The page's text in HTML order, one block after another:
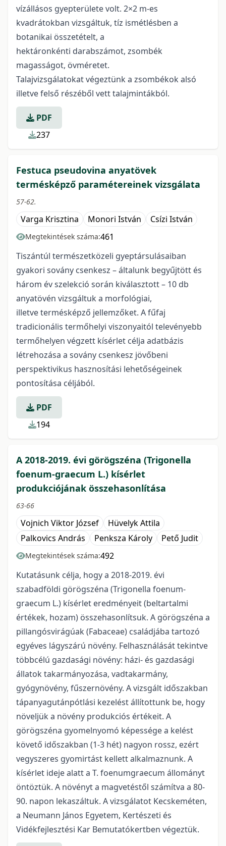
vízállásos gyepterülete volt. 2×2 m-es
kvadrátokban vizsgáltuk, tíz ismétlésben a
botanikai összetételt, a
hektáronkénti darabszámot, zsombék
magasságot, övméretet.
Talajvizsgálatokat végeztünk a zsombékok alsó
illetve felső részéből vett talajmintákból.
PDF
237
Festuca pseudovina anyatövek
termésképző paramétereinek vizsgálata
57-62.
Varga Krisztina Monori István Csízi István
Megtekintések száma:461
Tiszántúl természetközeli gyeptársulásaiban
gyakori sovány csenkesz – általunk begyűjtött és
három év szelekció során kiválasztott – 10 db
anyatövén vizsgáltuk a morfológiai,
illetve termésképző jellemzőket. A fűfaj
tradicionális termőhelyi viszonyaitól televényebb
termőhelyen végzett kísérlet célja adatbázis
létrehozása a sovány csenkesz jövőbeni
perspektivikus hasznosítási lehetőségeinek
pontosítása céljából.
PDF
194
A 2018-2019. évi görögszéna (Trigonella
foenum-graecum L.) kísérlet
produkciójának összehasonlítása
63-66
Vojnich Viktor József
Hüvelyk Attila
Palkovics András
Penksza Károly Pető Judit
Megtekintések száma:492
Kutatásunk célja, hogy a 2018-2019. évi
szabadföldi görögszéna (Trigonella foenum-
graecum L.) kísérlet eredményeit (beltartalmi
értékek, hozam) összehasonlítsuk. A görögszéna a
pillangósvirágúak (Fabaceae) családjába tartozó
egyéves lágyszárú növény. Felhasználását tekintve
többcélú gazdasági növény: házi- és gazdasági
állatok takarmányozása, vadtakarmány,
gyógynövény, fűszernövény. A vizsgált időszakban
tápanyagutánpótlási kezelést állítottunk be, hogy
növeljük a növény produkciós értékeit. A
görögszéna gyomelnyomó képessége a kelést
követő időszakban (1-3 hét) nagyon rossz, ezért
vegyszeres gyomirtást kellett alkalmaznunk. A
kísérlet ideje alatt a T. foenumgraecum állományt
öntöztük. A növényt a magvetéstől számítva a 80-
90. napon lekaszáltuk. A vizsgálatot Kecskeméten,
a Neumann János Egyetem, Kertészeti és
Vidékfejlesztési Kar Bemutatókertben végeztük.